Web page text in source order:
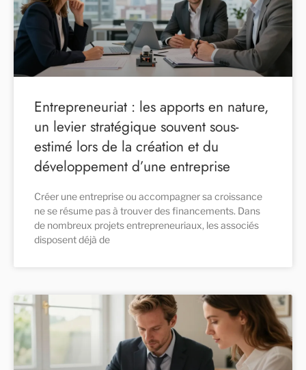
Entrepreneuriat : les apports en nature,
un levier stratégique souvent sous-
estimé lors de la création et du
développement d’une entreprise
Créer une entreprise ou accompagner sa croissance
ne se résume pas à trouver des financements. Dans
de nombreux projets entrepreneuriaux, les associés
disposent déjà de